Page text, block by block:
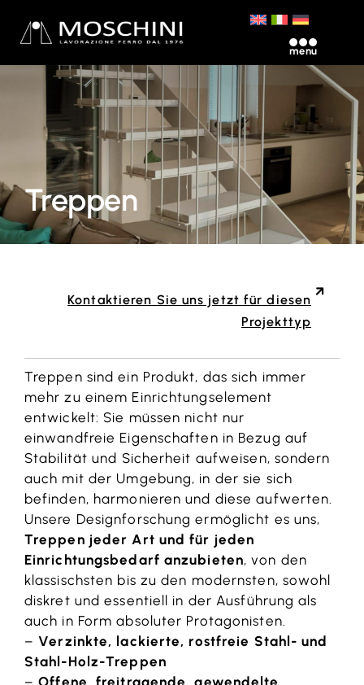
Toggle
Navigation
Moschini Ferro
Über uns
Verarbeitung
Kontakt
Treppen
Kontaktieren Sie uns jetzt für diesen
Projekttyp
Treppen sind ein Produkt, das sich immer
mehr zu einem Einrichtungselement
entwickelt: Sie müssen nicht nur
einwandfreie Eigenschaften in Bezug auf
Stabilität und Sicherheit aufweisen, sondern
auch mit der Umgebung, in der sie sich
befinden, harmonieren und diese aufwerten.
Unsere Designforschung ermöglicht es uns,
Treppen jeder Art und für jeden
Einrichtungsbedarf anzubieten, von den
klassischsten bis zu den modernsten, sowohl
diskret und essentiell in der Ausführung als
auch in Form absoluter Protagonisten.
–Verzinkte, lackierte, rostfreie Stahl- und
Stahl-Holz-Treppen
–Offene, freitragende, gewendelte